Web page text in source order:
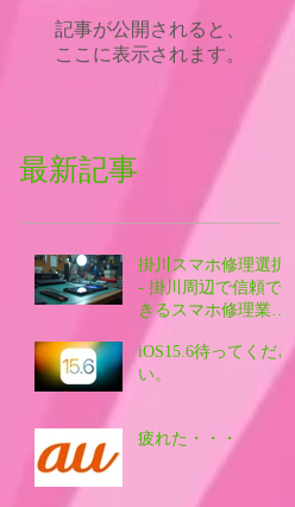
記事が公開されると、
ここに表示されます。
最新記事
掛川スマホ修理選択
- 掛川周辺で信頼で
きるスマホ修理業者
を探す方法
iOS15.6待ってくださ
い。
疲れた・・・